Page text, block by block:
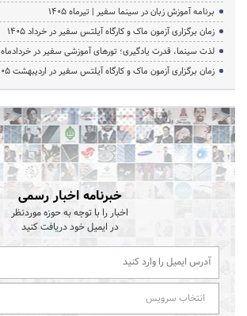
برنامه آموزش زبان در سینما سفیر | تیرماه ۱۴۰۵
زمان برگزاری آزمون ماک و کارگاه آیلتس سفیر در خرداد 1405
لذت سینما، قدرت یادگیری؛ تورهای آموزشی سفیر در خردادماه
زمان برگزاری آزمون ماک و کارگاه آیلتس سفیر در اردیبهشت 1405
خبرنامه اخبار رسمی
اخبار را با توجه به حوزه موردنظر
در ایمیل خود دریافت کنید
انتخاب سرویس